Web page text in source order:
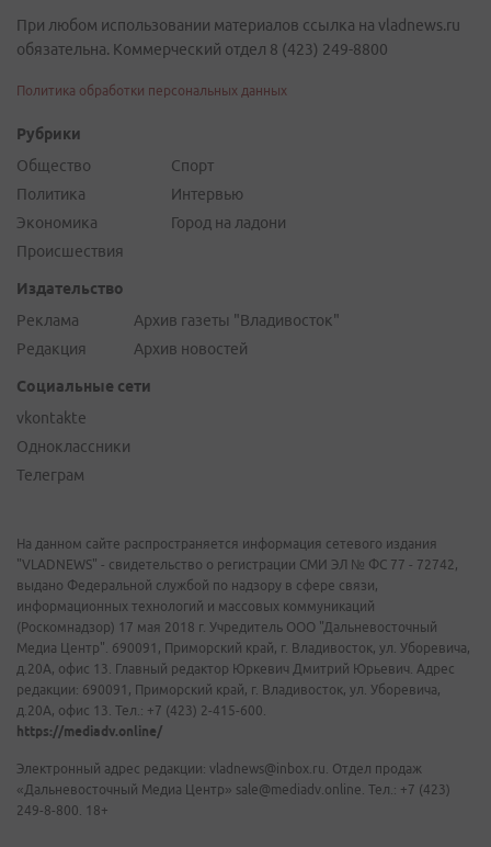
При любом использовании материалов ссылка на vladnews.ru
обязательна. Коммерческий отдел 8 (423) 249-8800
Политика обработки персональных данных
Рубрики
Общество
Политика
Экономика
Происшествия
Спорт
Интервью
Город на ладони
Издательство
Реклама
Редакция
Архив газеты "Владивосток"
Архив новостей
Социальные сети
vkontakte
Одноклассники
Телеграм
На данном сайте распространяется информация сетевого издания
"VLADNEWS" - свидетельство о регистрации СМИ ЭЛ № ФС 77 - 72742,
выдано Федеральной службой по надзору в сфере связи,
информационных технологий и массовых коммуникаций
(Роскомнадзор) 17 мая 2018 г. Учредитель ООО "Дальневосточный
Медиа Центр". 690091, Приморский край, г. Владивосток, ул. Уборевича,
д.20А, офис 13. Главный редактор Юркевич Дмитрий Юрьевич. Адрес
редакции: 690091, Приморский край, г. Владивосток, ул. Уборевича,
д.20А, офис 13. Тел.: +7 (423) 2-415-600.
https://mediadv.online/
Электронный адрес редакции: vladnews@inbox.ru. Отдел продаж
«Дальневосточный Медиа Центр» sale@mediadv.online. Тел.: +7 (423)
249-8-800. 18+